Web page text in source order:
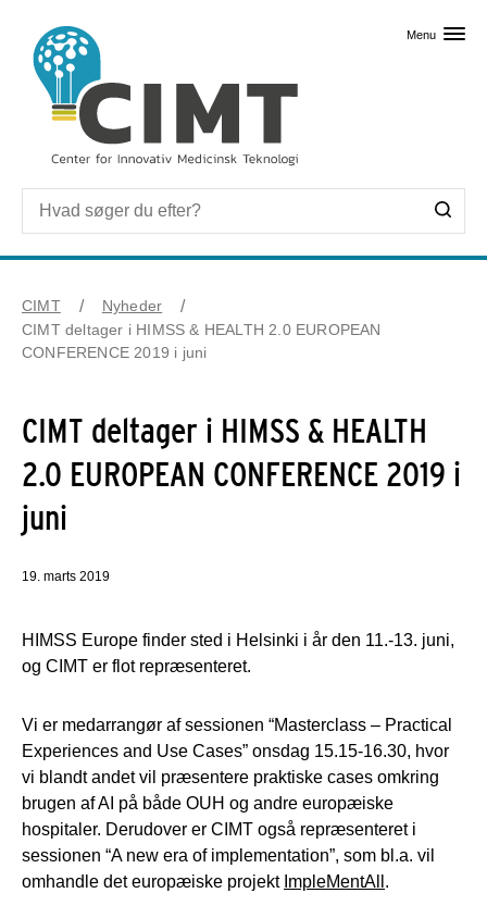
Menu
CIMT
Nyheder
CIMT deltager i HIMSS & HEALTH 2.0 EUROPEAN
CONFERENCE 2019 i juni
CIMT deltager i HIMSS & HEALTH
2.0 EUROPEAN CONFERENCE 2019 i
juni
19. marts 2019
HIMSS Europe finder sted i Helsinki i år den 11.-13. juni,
og CIMT er flot repræsenteret.
Vi er medarrangør af sessionen “Masterclass – Practical
Experiences and Use Cases” onsdag 15.15-16.30, hvor
vi blandt andet vil præsentere praktiske cases omkring
brugen af AI på både OUH og andre europæiske
hospitaler. Derudover er CIMT også repræsenteret i
sessionen “A new era of implementation”, som bl.a. vil
omhandle det europæiske projekt ImpleMentAll .